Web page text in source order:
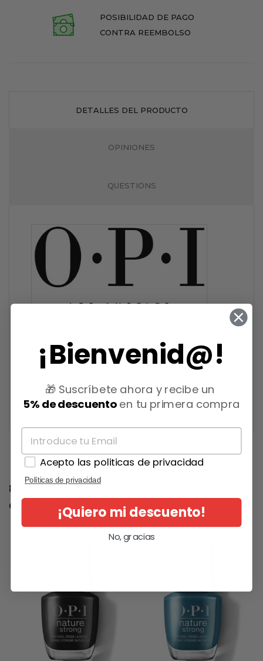
POSIBILIDAD DE PAGO
CONTRA REEMBOLSO
DETALLES DEL PRODUCTO
OPINIONES
QUESTIONS
Fecha de disponibilidad: 2024-07-02
Referencias específicas
Estado Nuevo
8 otros productos en la misma
categoría:
¡Bienvenid@!
🎁 Suscríbete ahora y recibe un
5% de descuentoen tu primera compra
Acepto las politicas de privacidad
Políticas de privacidad
¡Quiero mi descuento!
No, gracias